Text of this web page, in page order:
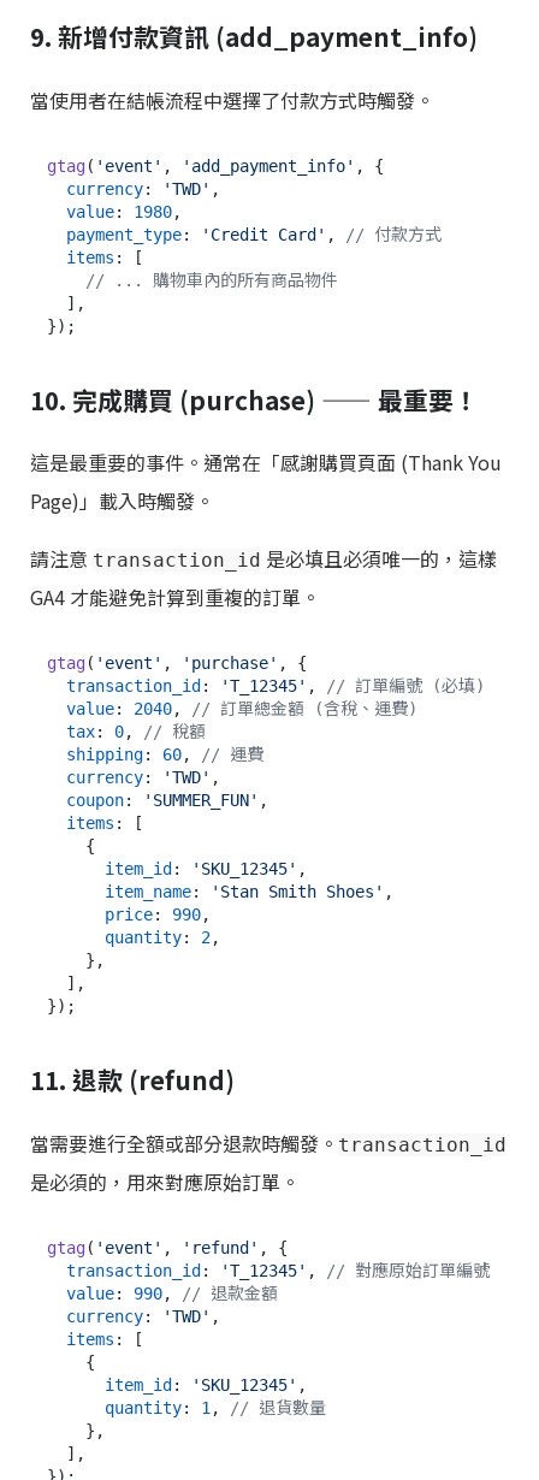
9. 新增付款資訊 (add_payment_info)
當使用者在結帳流程中選擇了付款方式時觸發。
gtag( 'event' , 'add_payment_info' , {
currency: 'TWD' ,
value: 1980,
payment_type: 'Credit Card' ,
// 付款方式
items : [
// ... 購物車內的所有商品物件
10. 完成購買 (purchase) —— 最重要！
這是最重要的事件。通常在「感謝購買頁面 (Thank You
Page)」載入時觸發。
請注意 transaction_id 是必填且必須唯一的，這樣
GA4 才能避免計算到重複的訂單。
gtag( 'event' , 'purchase' , {
transaction_id : 'T_12345' , // 訂單編號 (必填)
value: 2040, // 訂單總金額 (含稅、運費)
tax: 0, // 稅額
shipping: 60, // 運費
currency: 'TWD' ,
coupon: 'SUMMER_FUN' ,
items : [
item_id : 'SKU_12345' ,
item_name: 'Stan Smith Shoes' ,
price: 990,
quantity: 2,
11. 退款 (refund)
當需要進行全額或部分退款時觸發。 transaction_id
是必須的，用來對應原始訂單。
gtag( 'event' , 'refund' , {
transaction_id : 'T_12345' ,
// 對應原始訂單編號
value: 990,
// 退款金額
currency: 'TWD' ,
items : [
item_id : 'SKU_12345' ,
quantity: 1 ,
// 退貨數量